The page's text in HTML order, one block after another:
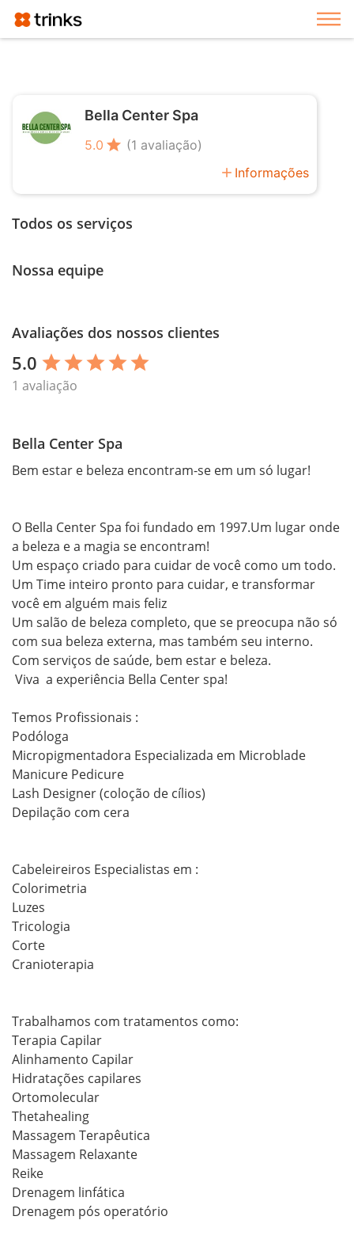
Bella Center Spa
5.0 star (1 avaliação)
add Informações
Todos os serviços
Nossa equipe
Avaliações dos nossos clientes
5.0 star star star star star
1 avaliação
Bella Center Spa
Bem estar e beleza encontram-se em um só lugar!
O Bella Center Spa foi fundado em 1997.Um lugar onde
a beleza e a magia se encontram!
Um espaço criado para cuidar de você como um todo.
Um Time inteiro pronto para cuidar, e transformar
você em alguém mais feliz
Um salão de beleza completo, que se preocupa não só
com sua beleza externa, mas também seu interno.
Com serviços de saúde, bem estar e beleza.
Temos Profissionais :
Podóloga
Micropigmentadora Especializada em Microblade
Manicure Pedicure
Lash Designer (coloção de cílios)
Depilação com cera
Cabeleireiros Especialistas em :
Colorimetria
Luzes
Tricologia
Corte
Cranioterapia
Trabalhamos com tratamentos como:
Terapia Capilar
Alinhamento Capilar
Hidratações capilares
Ortomolecular
Thetahealing
Massagem Terapêutica
Massagem Relaxante
Reike
Drenagem linfática
Drenagem pós operatório